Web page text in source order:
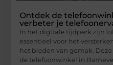
Ontdek de
verbeter je
In het digitale tijdperk zijn
essentieel voor het
het bieden van gemak.
de telefoonwinkel in